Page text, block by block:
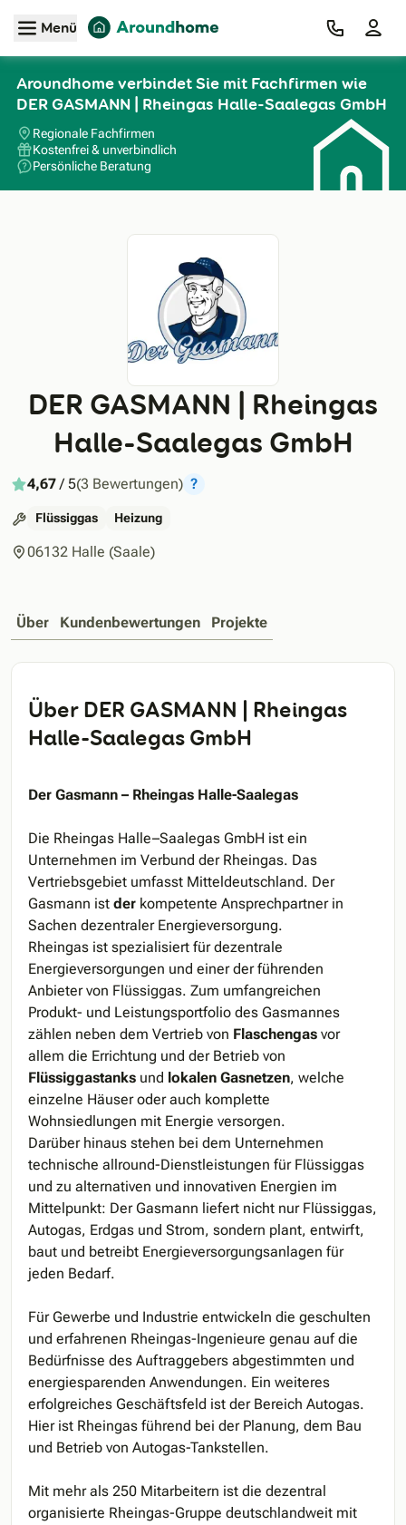
Zum Hauptinhalt
Menü
Aroundhome verbindet Sie mit Fachfirmen wie
DER GASMANN | Rheingas Halle-Saalegas GmbH
Regionale Fachfirmen
Kostenfrei & unverbindlich
Persönliche Beratung
DER GASMANN | Rheingas
Halle-Saalegas GmbH
4,67/ 5(3 Bewertungen) ?
Flüssiggas Heizung
06132 Halle (Saale)
Über Kundenbewertungen Projekte
Über DER GASMANN | Rheingas
Halle-Saalegas GmbH
Der Gasmann – Rheingas Halle-Saalegas
Die Rheingas Halle–Saalegas GmbH ist ein
Unternehmen im Verbund der Rheingas. Das
Vertriebsgebiet umfasst Mitteldeutschland. Der
Gasmann ist der kompetente Ansprechpartner in
Sachen dezentraler Energieversorgung.
Rheingas ist spezialisiert fürdezentrale
Energieversorgungen und einer der führenden
Anbieter von Flüssiggas. Zum umfangreichen
Produkt- und Leistungsportfolio des Gasmannes
zählen neben dem Vertrieb von Flaschengas vor
allem die Errichtung und der Betrieb von
Flüssiggastanks und lokalen Gasnetzen, welche
einzelne Häuser oder auch komplette
Wohnsiedlungen mit Energie versorgen.
Darüber hinaus stehen bei dem Unternehmen
technische allround-Dienstleistungen für Flüssiggas
und zu alternativen und innovativen Energien im
Mittelpunkt: Der Gasmann liefert nicht nur Flüssiggas,
Autogas, Erdgas und Strom, sondern plant, entwirft,
baut und betreibt Energieversorgungsanlagen für
jeden Bedarf.
Für Gewerbe und Industrie entwickeln die geschulten
und erfahrenen Rheingas-Ingenieure genau auf die
Bedürfnisse des Auftraggebers abgestimmten und
energiesparenden Anwendungen. Ein weiteres
erfolgreiches Geschäftsfeld ist der Bereich Autogas.
Hier ist Rheingas führend bei der Planung, dem Bau
und Betrieb von Autogas-Tankstellen.
Mit mehr als 250 Mitarbeitern ist die dezentral
organisierte Rheingas-Gruppe deutschlandweit mit